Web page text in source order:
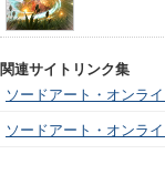
関連サイトリンク集
ソードアート・オンラ
ソードアート・オンラ